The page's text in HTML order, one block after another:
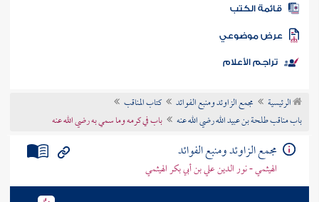
المكتبة
الكتب
موضوعي
تراجم الأعلام
الرئيسية مجمع الزاوئد ومنبع الفوائد
كتاب المناقب
باب مناقب طلحة بن عبيد الله رضي الله عنه
باب في كرمه وما سمي به رضي الله عنه
مجمع الزاوئد ومنبع الفوائد
الهيثمي - نور الدين علي بن أبي بكر الهيثمي